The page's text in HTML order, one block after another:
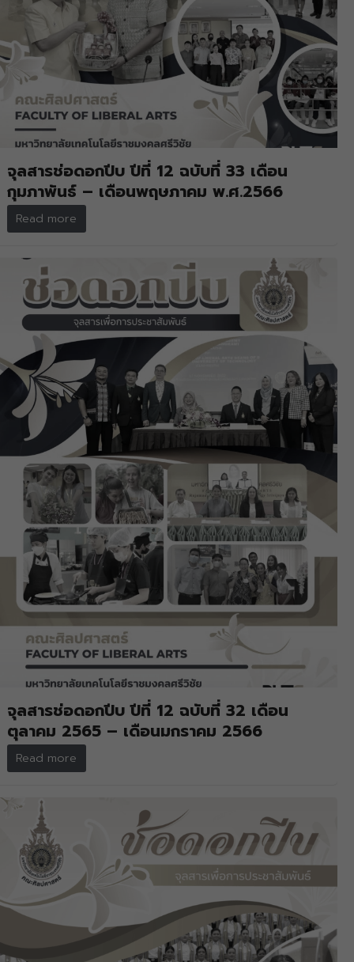
จุลสารช่อดอกปีบ ปีที่ 12 ฉบับที่ 33 เดือน
กุมภาพันธ์ – เดือนพฤษภาคม พ.ศ.2566
Read more
จุลสารช่อดอกปีบ ปีที่ 12 ฉบับที่ 32 เดือน
ตุลาคม 2565 – เดือนมกราคม 2566
Read more